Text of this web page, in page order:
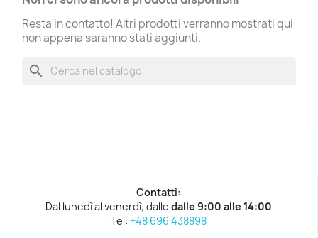
Resta in contatto! Altri prodotti verranno mostrati qui
non appena saranno stati aggiunti.
search
Contatti:
Dal lunedì al venerdì, dalle dalle 9:00 alle 14:00
Tel: +48 696 438898